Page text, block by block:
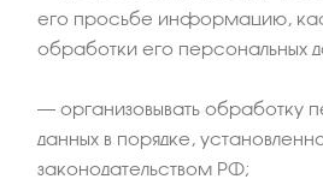
его просьбе информацию,
обработки его персональных
– организовывать обработку
данных в порядке,
законодательством РФ;